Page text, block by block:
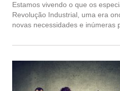
Estamos vivendo o que os
Revolução Industrial, uma era
novas necessidades e inúmeras